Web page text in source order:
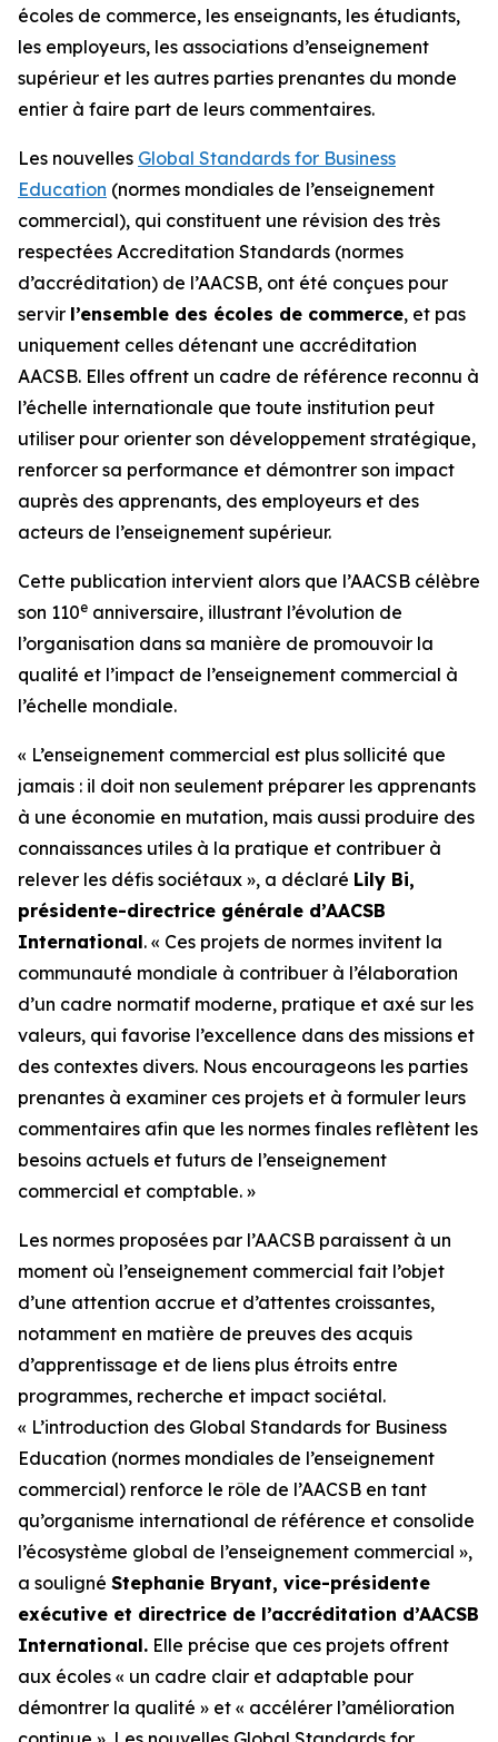
écoles de commerce, les enseignants, les étudiants,
les employeurs, les associations d’enseignement
supérieur et les autres parties prenantes du monde
entier à faire part de leurs commentaires.
Les nouvelles Global Standards for Business
Education (normes mondiales de l’enseignement
commercial), qui constituent une révision des très
respectées Accreditation Standards (normes
d’accréditation) de l’AACSB, ont été conçues pour
servir l’ensemble des écoles de commerce, et pas
uniquement celles détenant une accréditation
AACSB. Elles offrent un cadre de référence reconnu à
l’échelle internationale que toute institution peut
utiliser pour orienter son développement stratégique,
renforcer sa performance et démontrer son impact
auprès des apprenants, des employeurs et des
acteurs de l’enseignement supérieur.
Cette publication intervient alors que l’AACSB célèbre
son 110e anniversaire, illustrant l’évolution de
l’organisation dans sa manière de promouvoir la
qualité et l’impact de l’enseignement commercial à
l’échelle mondiale.
« L’enseignement commercial est plus sollicité que
jamais : il doit non seulement préparer les apprenants
à une économie en mutation, mais aussi produire des
connaissances utiles à la pratique et contribuer à
relever les défis sociétaux », a déclaré Lily Bi,
présidente-directrice générale d’AACSB
International. « Ces projets de normes invitent la
communauté mondiale à contribuer à l’élaboration
d’un cadre normatif moderne, pratique et axé sur les
valeurs, qui favorise l’excellence dans des missions et
des contextes divers. Nous encourageons les parties
prenantes à examiner ces projets et à formuler leurs
commentaires afin que les normes finales reflètent les
besoins actuels et futurs de l’enseignement
commercial et comptable. »
Les normes proposées par l’AACSB paraissent à un
moment où l’enseignement commercial fait l’objet
d’une attention accrue et d’attentes croissantes,
notamment en matière de preuves des acquis
d’apprentissage et de liens plus étroits entre
programmes, recherche et impact sociétal.
« L’introduction des Global Standards for Business
Education (normes mondiales de l’enseignement
commercial) renforce le rôle de l’AACSB en tant
qu’organisme international de référence et consolide
l’écosystème global de l’enseignement commercial »,
a souligné Stephanie Bryant, vice-présidente
exécutive et directrice de l’accréditation d’AACSB
International. Elle précise que ces projets offrent
aux écoles « un cadre clair et adaptable pour
démontrer la qualité » et « accélérer l’amélioration